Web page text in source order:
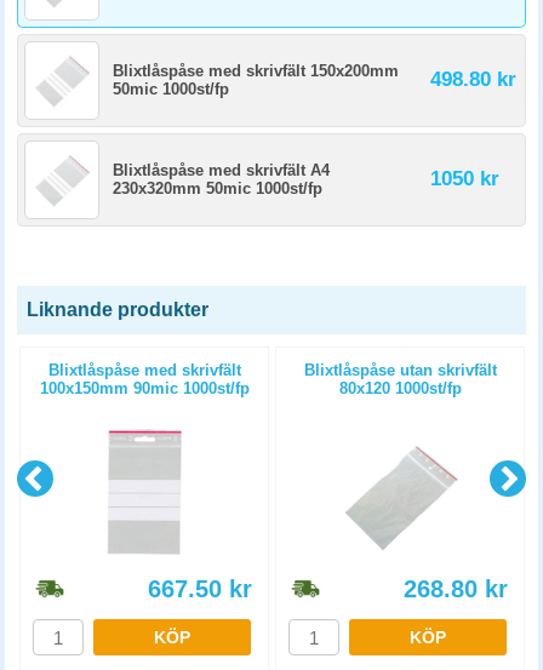
Blixtlåspåse med skrivfält 150x200mm
50mic 1000st/fp
498.80 kr
Blixtlåspåse med skrivfält A4
230x320mm 50mic 1000st/fp
1050 kr
Liknande produkter
Blixtlåspåse med skrivfält
100x150mm 90mic 1000st/fp
667.50 kr
KÖP
Blixtlåspåse utan skrivfält
80x120 1000st/fp
268.80 kr
KÖP